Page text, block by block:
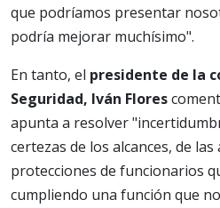
que podríamos presentar
podría mejorar muchísimo".
En tanto, el presidente de la
Seguridad, Iván Flores
apunta a resolver
certezas de los alcances, de
protecciones de funcionarios
cumpliendo una función que